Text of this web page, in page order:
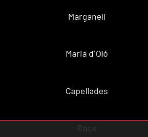
Marganell
Maria d´Oló
Capellades
Bagà